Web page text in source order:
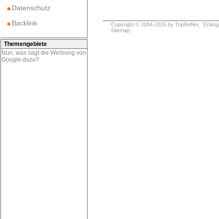
Datenschutz
Backlink
Themengebiete
Nun, was sagt die Werbung von
Google dazu?
Copyright © 2004-2026 by TopReflex ,
Sitemap